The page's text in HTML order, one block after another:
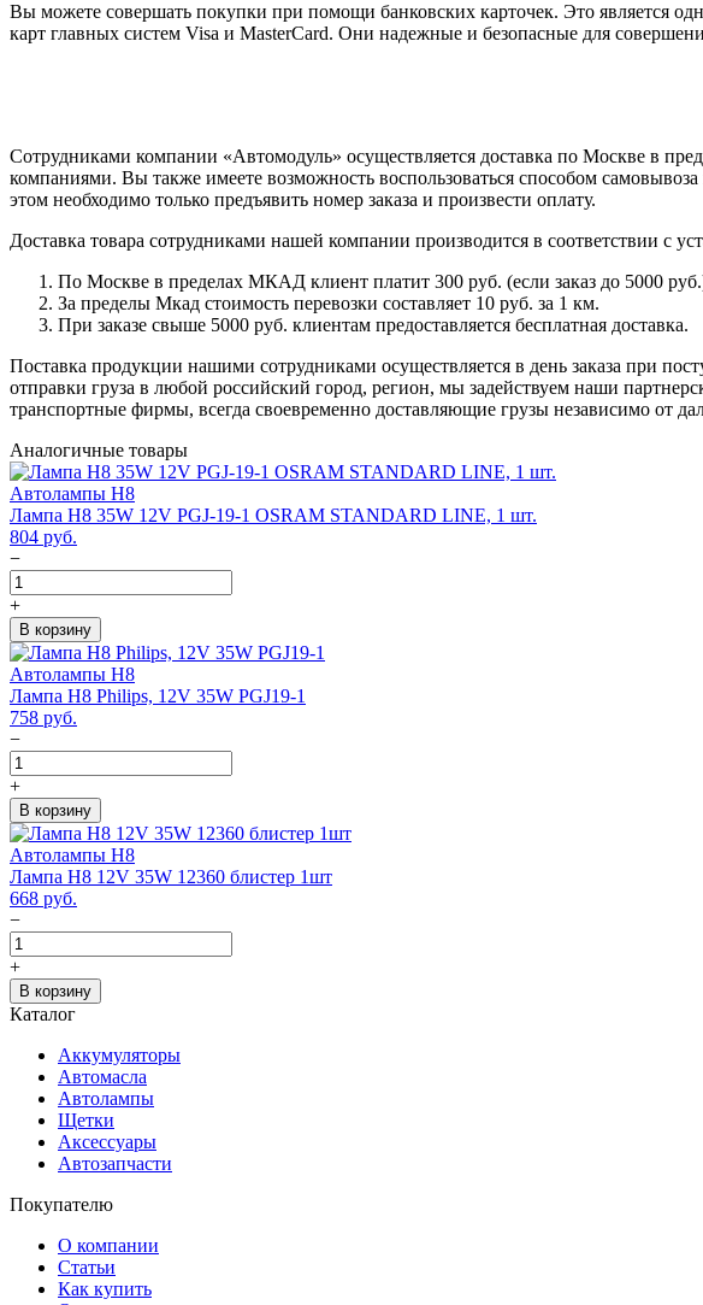
Вы можете совершать покупки при помощи банковских карточек. Это является
карт главных систем Visa и MasterCard. Они надежные и безопасные для
Сотрудниками компании «Автомодуль» осуществляется доставка по Москве в
компаниями. Вы также имеете возможность воспользоваться способом
этом необходимо только предъявить номер заказа и произвести оплату.
Доставка товара сотрудниками нашей компании производится в соответствии с
По Москве в пределах МКАД клиент платит 300 руб. (если заказ до 5000
За пределы Мкад стоимость перевозки составляет 10 руб. за 1 км.
При заказе свыше 5000 руб. клиентам предоставляется бесплатная доставка.
Поставка продукции нашими сотрудниками осуществляется в день заказа при
отправки груза в любой российский город, регион, мы задействуем наши
транспортные фирмы, всегда своевременно доставляющие грузы независимо от
Аналогичные товары
Автолампы H8
Лампа H8 35W 12V PGJ-19-1 OSRAM STANDARD LINE, 1 шт.
804 руб.
−
+
В корзину
Автолампы H8
Лампа H8 Philips, 12V 35W PGJ19-1
758 руб.
−
+
В корзину
Автолампы H8
Лампа H8 12V 35W 12360 блистер 1шт
668 руб.
−
+
В корзину
Каталог
Аккумуляторы
Автомасла
Автолампы
Щетки
Аксессуары
Автозапчасти
Покупателю
О компании
Статьи
Как купить